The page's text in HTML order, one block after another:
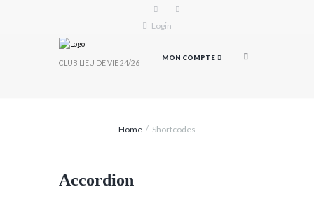
Login
CLUB LIEU DE VIE 24/26
MON COMPTE
Home Shortcodes
Accordion